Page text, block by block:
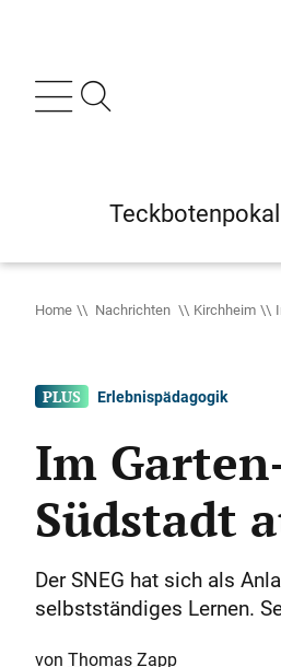
Teckbotenpokal
Home Nachrichten Kirchheim
Erlebnispädagogik
Im
Südstadt
Der SNEG hat sich als
selbstständiges Lernen.
Thomas Zapp